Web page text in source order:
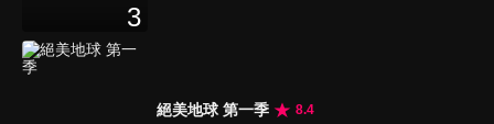
3
絕美地球 第一季 8.4